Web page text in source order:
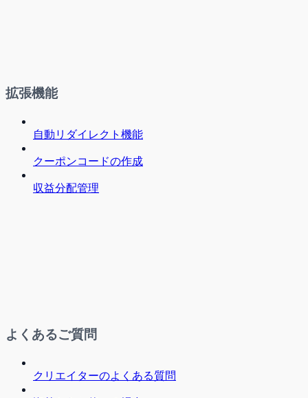
拡張機能
自動リダイレクト機能
クーポンコードの作成
収益分配管理
よくあるご質問
クリエイターのよくある質問